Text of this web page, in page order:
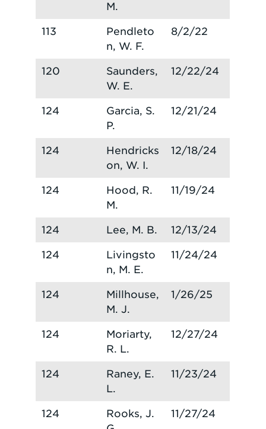
M.
113
Pendleto
n, W. F.
8/2/22
120
Saunders,
W. E.
12/22/24
124
Garcia, S.
P.
12/21/24
124
Hendricks
on, W. I.
12/18/24
124
Hood, R.
M.
11/19/24
124 Lee, M. B. 12/13/24
124
Livingsto
n, M. E.
11/24/24
124
Millhouse,
M. J.
1/26/25
124
Moriarty,
R. L.
12/27/24
124
Raney, E.
L.
11/23/24
124
Rooks, J.
11/27/24